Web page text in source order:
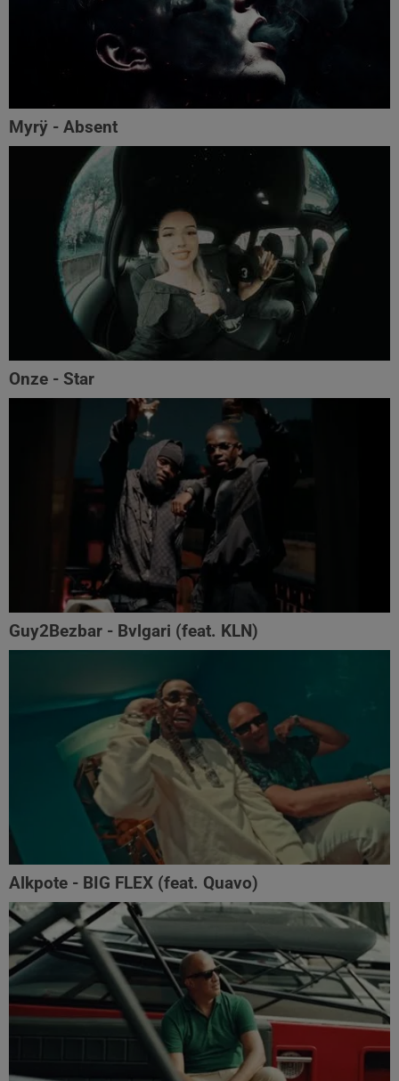
Myrÿ - Absent
Onze - Star
Guy2Bezbar - Bvlgari (feat. KLN)
Alkpote - BIG FLEX (feat. Quavo)